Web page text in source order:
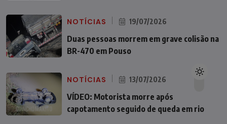
NOTÍCIAS 19/07/2026
Duas pessoas morrem em grave colisão na
BR-470 em Pouso
NOTÍCIAS 13/07/2026
VÍDEO: Motorista morre após
capotamento seguido de queda em rio